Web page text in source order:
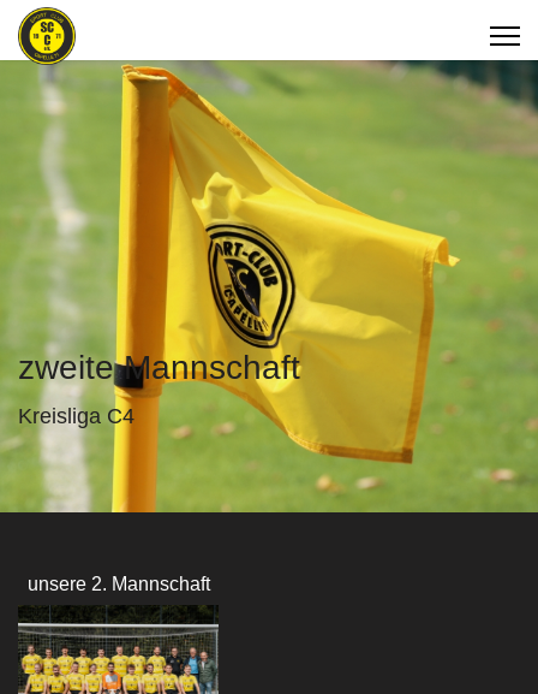
zweite Mannschaft
Kreisliga C4
unsere 2. Mannschaft